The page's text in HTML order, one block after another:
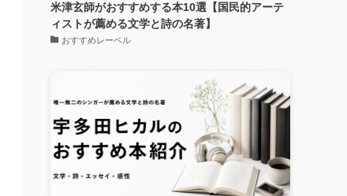
米津玄師がおすすめする本10選【国民的アーテ
ィストが薦める文学と詩の名著】
おすすめレーベル